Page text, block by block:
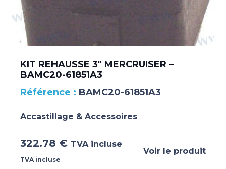
KIT REHAUSSE 3″ MERCRUISER –
BAMC20-61851A3
BAMC20-61851A3
Accastillage & Accessoires
322.78 € TVA incluse
TVA incluse
Voir le produit